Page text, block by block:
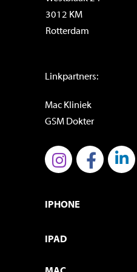
3012 KM
Rotterdam
Linkpartners:
Mac Kliniek
GSM Dokter
IPHONE
IPAD